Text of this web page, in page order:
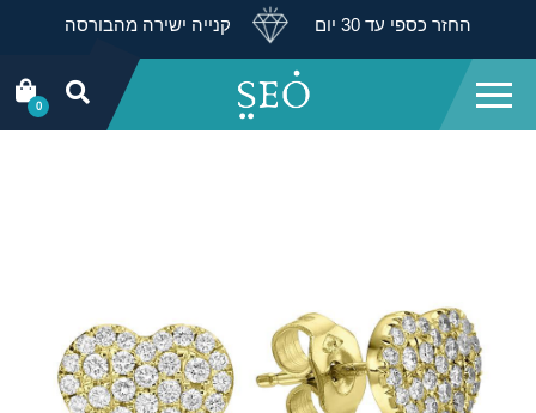
החזר כספי עד 30 יום קנייה ישירה מהבורסה
0